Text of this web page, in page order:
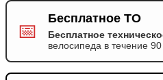
📅
Бесплатное ТО
Бесплатное
велосипеда в течение